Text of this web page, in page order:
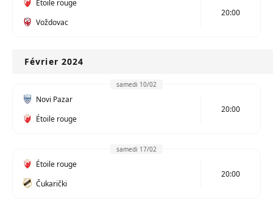
Étoile rouge
Voždovac
20:00
Février 2024
samedi 10/02
Novi Pazar
Étoile rouge
20:00
samedi 17/02
Étoile rouge
Čukarički
20:00